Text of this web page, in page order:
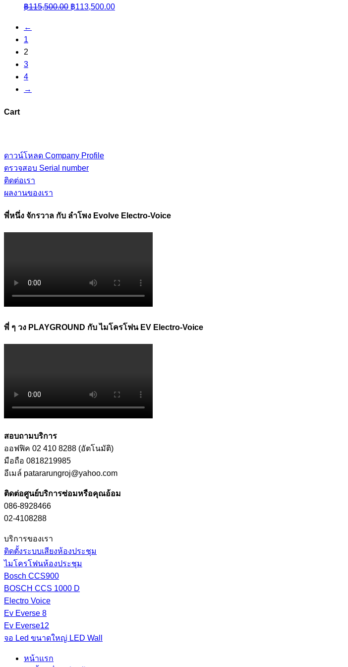
฿115,500.00 Original
฿113,500.00Current
←
1
2
3
4
→
Cart
ดาวน์โหลด Company Profile
ตรวจสอบ Serial number
ติดต่อเรา
ผลงานของเรา
พี่หนึ่ง จักรวาล กับ ลำโพง Evolve Electro-Voice
พี่ ๆ วง PLAYGROUND กับ ไมโครโฟน EV Electro-Voice
สอบถามบริการ
ออฟฟิค 02 410 8288 (อัตโนมัติ)
มือถือ 0818219985
อีเมล์ patararungroj@yahoo.com
ติดต่อศูนย์บริการซ่อมหรือคุณอ้อม
086-8928466
02-4108288
บริการของเรา
ติดตั้งระบบเสียงห้องประชุม
ไมโครโฟนห้องประชุม
Bosch CCS900
BOSCH CCS 1000 D
Electro Voice
Ev Everse 8
Ev Everse12
จอ Led ขนาดใหญ่ LED Wall
หน้าแรก